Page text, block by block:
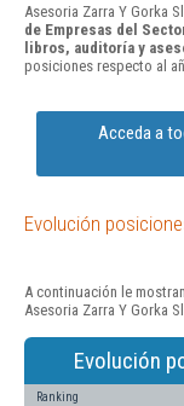
Asesoria Zarra Y Gorka
de Empresas del
libros, auditoría y
posiciones respecto al
Acceda a
Evolución
A continuación le
Asesoria Zarra Y Gorka
Evolución
Ranking